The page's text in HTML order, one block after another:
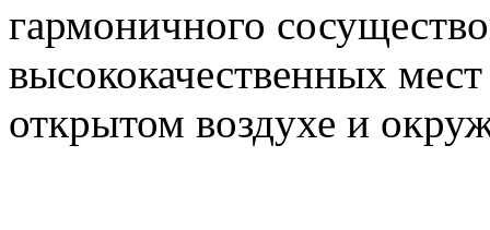
гармоничного
высококачественных
открытом воздухе и